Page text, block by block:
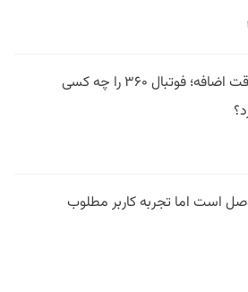
فیلتر در وقت اضافه؛ فوتبال ۳۶۰ را چه کسی
است اما تجربه کاربر مطلوب